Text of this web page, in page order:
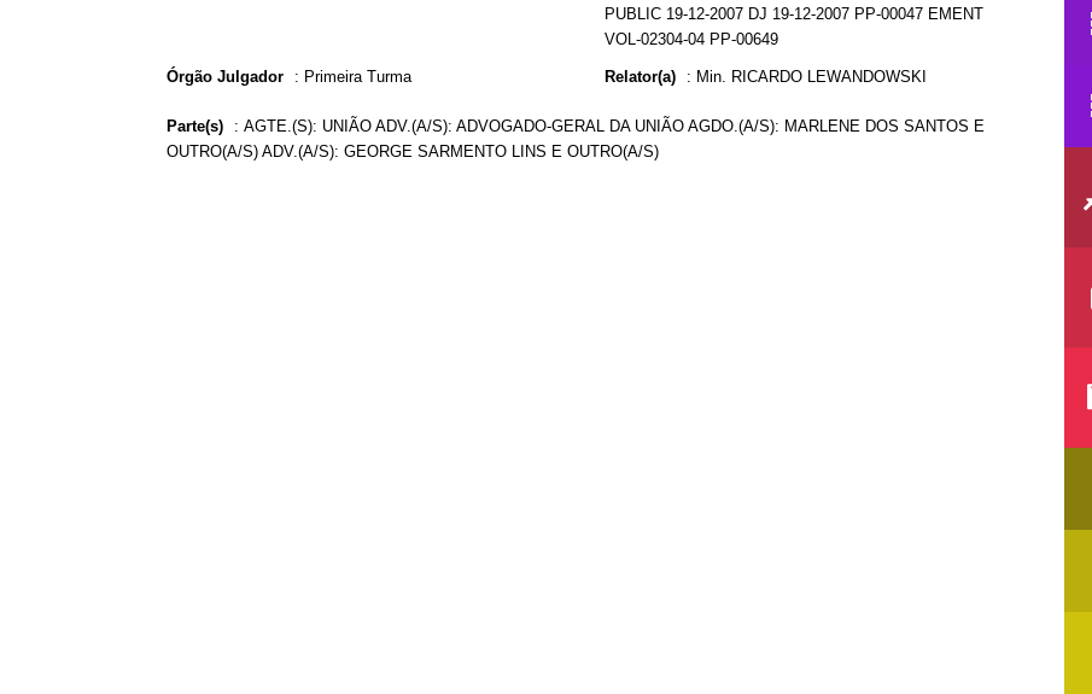
PUBLIC 19-12-2007 DJ 19-12-2007 PP-00047 EMENT
VOL-02304-04 PP-00649
Órgão Julgador : Primeira Turma Relator(a) : Min. RICARDO LEWANDOWSKI
Parte(s) : AGTE.(S): UNIÃO ADV.(A/S): ADVOGADO-GERAL DA UNIÃO AGDO.(A/S): MARLENE DOS SANTOS E
OUTRO(A/S) ADV.(A/S): GEORGE SARMENTO LINS E OUTRO(A/S)